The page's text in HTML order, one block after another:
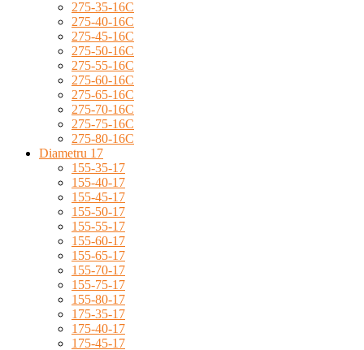
275-35-16C
275-40-16C
275-45-16C
275-50-16C
275-55-16C
275-60-16C
275-65-16C
275-70-16C
275-75-16C
275-80-16C
Diametru 17
155-35-17
155-40-17
155-45-17
155-50-17
155-55-17
155-60-17
155-65-17
155-70-17
155-75-17
155-80-17
175-35-17
175-40-17
175-45-17